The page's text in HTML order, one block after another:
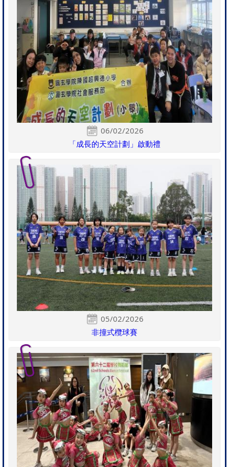
06/02/2026
「成長的天空計劃」啟動禮
05/02/2026
非撞式欖球賽